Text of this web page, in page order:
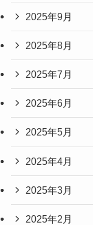
2025年9月
2025年8月
2025年7月
2025年6月
2025年5月
2025年4月
2025年3月
2025年2月